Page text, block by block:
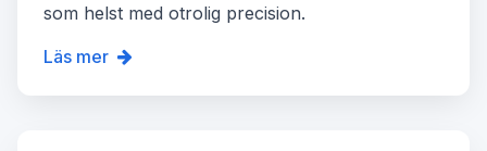
som helst med otrolig precision.
Läs mer